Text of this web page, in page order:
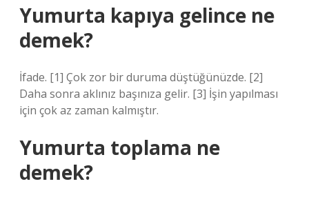
Yumurta kapıya gelince ne
demek?
İfade. [1] Çok zor bir duruma düştüğünüzde. [2]
Daha sonra aklınız başınıza gelir. [3] İşin yapılması
için çok az zaman kalmıştır.
Yumurta toplama ne
demek?